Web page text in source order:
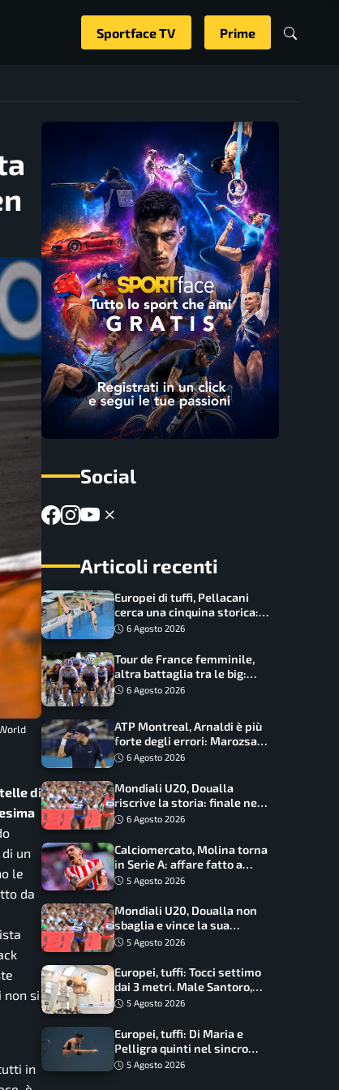
Sportface TV Prime
di
un
le
da
non si
in
Social
Articoli recenti
Europei di tuffi, Pellacani
cerca una cinquina storica:
Conte e Wang sfidano la
6 Agosto 2026
Tour de France femminile,
altra battaglia tra le big:
Longo Borghini sogna il
colpo
6 Agosto 2026
ATP Montreal, Arnaldi è più
forte degli errori: Marozsan
piegato dopo oltre due ore
6 Agosto 2026
Mondiali U20, Doualla
riscrive la storia: finale nei
100 metri dopo trent’anni
6 Agosto 2026
Calciomercato, Molina torna
in Serie A: affare fatto a
cifre sorprendenti
5 Agosto 2026
Mondiali U20, Doualla non
sbaglia e vince la sua
batteria sui 100 metri:
5 Agosto 2026
Europei, tuffi: Tocci settimo
dai 3 metri. Male Santoro,
Wesemann si prende l’oro
5 Agosto 2026
Europei, tuffi: Di Maria e
Pelligra quinti nel sincro
misto. Oro all’Ucraina
5 Agosto 2026